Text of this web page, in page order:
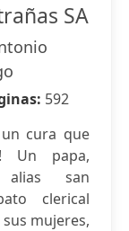
SA
592
cura que
Un papa,
alias san
clerical
mujeres,